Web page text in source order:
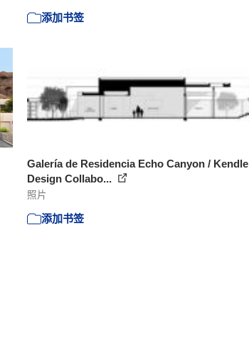
添加书签
Galería de Residencia Echo Canyon / Kendle
Design Collabo...
照片
添加书签